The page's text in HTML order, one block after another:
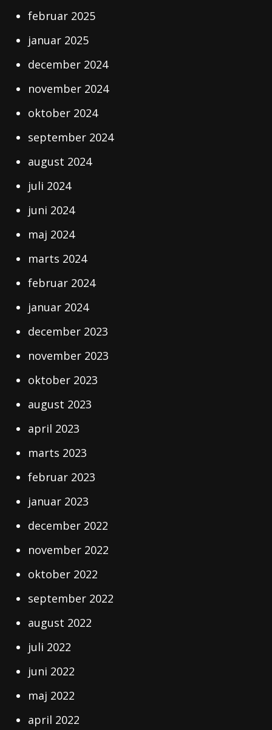
februar 2025
januar 2025
december 2024
november 2024
oktober 2024
september 2024
august 2024
juli 2024
juni 2024
maj 2024
marts 2024
februar 2024
januar 2024
december 2023
november 2023
oktober 2023
august 2023
april 2023
marts 2023
februar 2023
januar 2023
december 2022
november 2022
oktober 2022
september 2022
august 2022
juli 2022
juni 2022
maj 2022
april 2022